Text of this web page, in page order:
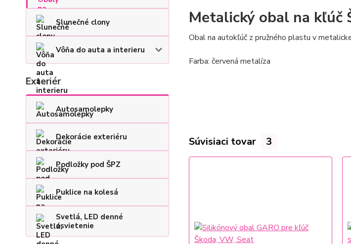
Slunečné clony
Vôňa do auta a interieru
Exteriér
Autosamolepky
Dekorácie exteriéru
Podložky pod ŠPZ
Puklice na kolesá
Svetlá, LED denné
osvietenie
Metalický obal na kľúč
Obal na autokľúč z pružného plastu v
Farba: červená metalíza
Súvisiaci tovar 3